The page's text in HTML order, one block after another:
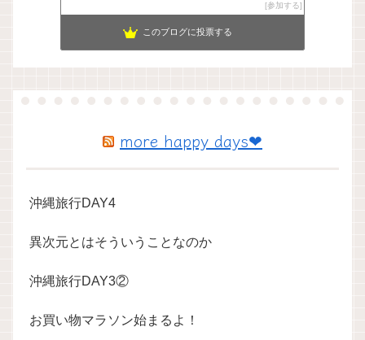
参加する
このブログに投票する
more happy days❤
沖縄旅行DAY4
異次元とはそういうことなのか
沖縄旅行DAY3②
お買い物マラソン始まるよ！